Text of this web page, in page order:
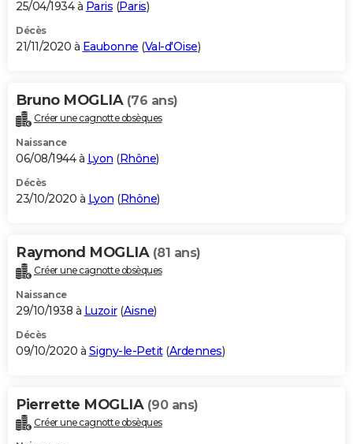
25/04/1934 à Paris (Paris)
Décès
21/11/2020 à Eaubonne (Val-d'Oise)
Bruno MOGLIA (76 ans)
Créer une cagnotte obsèques
Naissance
06/08/1944 à Lyon (Rhône)
Décès
23/10/2020 à Lyon (Rhône)
Raymond MOGLIA (81 ans)
Créer une cagnotte obsèques
Naissance
29/10/1938 à Luzoir(Aisne)
Décès
09/10/2020 à Signy-le-Petit(Ardennes)
Pierrette MOGLIA (90 ans)
Créer une cagnotte obsèques